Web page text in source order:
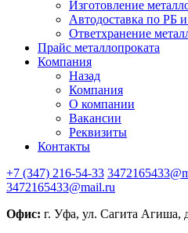
Изготовление
Автодоставка по РБ
Ответхранение
Прайс металлопроката
Компания
Назад
Компания
О компании
Вакансии
Реквизиты
Контакты
+7 (347) 216-54-33
3472165433@mail.ru
Офис: г. Уфа, ул. Сагита Агиша,